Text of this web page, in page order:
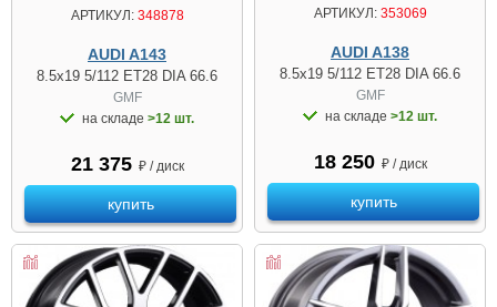
АРТИКУЛ:348878
AUDI A143
8.5x19 5/112 ET28 DIA 66.6
GMF
на складе >12 шт.
21 375 ₽ / диск
купить
АРТИКУЛ:353069
AUDI A138
8.5x19 5/112 ET28 DIA 66.6
GMF
на складе >12 шт.
18 250 ₽ / диск
купить